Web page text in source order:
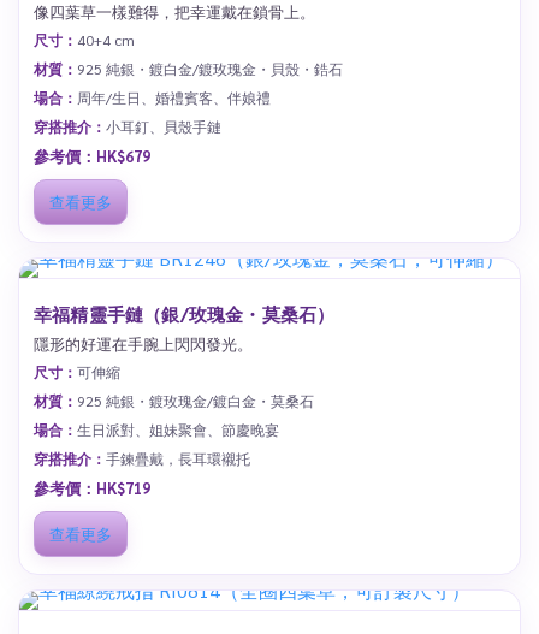
像四葉草一樣難得，把幸運戴在鎖骨上。
尺寸： 40+4 cm
材質： 925 純銀・鍍白金/鍍玫瑰金・貝殼・鋯石
場合： 周年/生日、婚禮賓客、伴娘禮
穿搭推介： 小耳釘、貝殼手鏈
參考價：HK$679
查看更多
幸福精靈手鏈（銀/玫瑰金・莫桑石）
隱形的好運在手腕上閃閃發光。
尺寸： 可伸縮
材質： 925 純銀・鍍玫瑰金/鍍白金・莫桑石
場合： 生日派對、姐妹聚會、節慶晚宴
穿搭推介： 手鍊疊戴，長耳環襯托
參考價：HK$719
查看更多